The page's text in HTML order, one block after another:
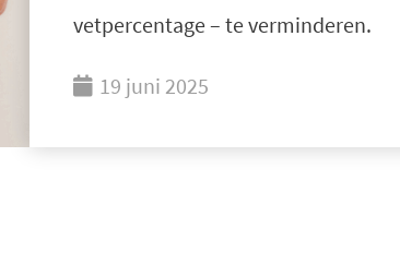
vetpercentage – te verminderen.
19 juni 2025